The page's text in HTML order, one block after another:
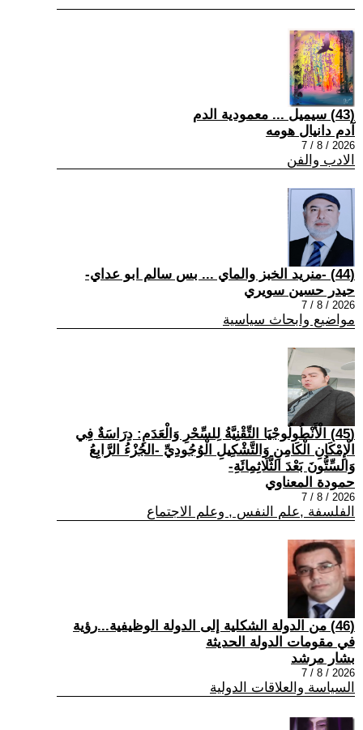
(43) سيميل ... معمودية الدم
آدم دانيال هومه
2026 / 8 / 7
الادب والفن
(44) -منريد الخبز والماي ... بس سالم ابو عداي-
حيدر حسين سويري
2026 / 8 / 7
مواضيع وابحاث سياسية
(45) الْأَنْطُولُوجْيَا التِّقْنِيَّةُ لِلسِّحْرِ وَالْعَدَمِ: دِرَاسَةٌ فِي
الْإِمْكَانِ الْكَامِنِ وَالتَّشْكِيلِ الْوُجُودِيِّ -الجُزْءُ الرَّابِعُ
وَالسِّتُّونَ بَعْدَ الثَّلَاثِمِائَةِ-
حمودة المعناوي
2026 / 8 / 7
الفلسفة ,علم النفس , وعلم الاجتماع
(46) من الدولة الشكلية إلى الدولة الوظيفية...رؤية
في مقومات الدولة الحديثة
بشار مرشد
2026 / 8 / 7
السياسة والعلاقات الدولية